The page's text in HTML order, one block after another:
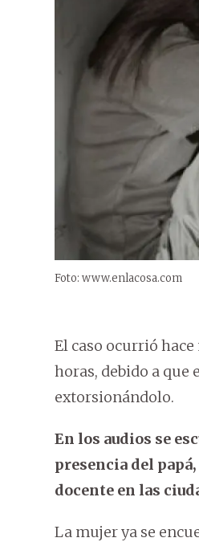
Foto: www.enlacosa.com
El caso ocurrió
horas, debido a
extorsionándolo.
En los audios se
presencia del
docente en las
La mujer ya se